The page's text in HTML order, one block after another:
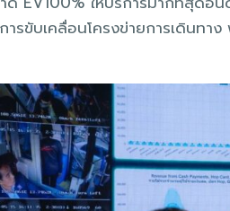
รขับเคลื่อนโครงข่ายการเดินทา